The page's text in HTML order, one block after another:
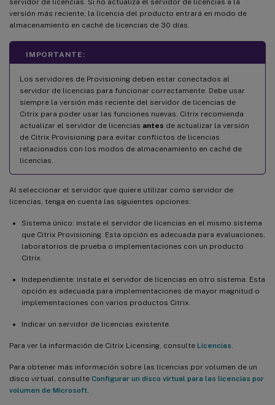
versión más reciente, la licencia del producto entrará en modo de
almacenamiento en caché de licencias de 30 días.
IMPORTANTE:
Los servidores de Provisioning deben estar conectados al
servidor de licencias para funcionar correctamente. Debe usar
siempre la versión más reciente del servidor de licencias de
Citrix para poder usar las funciones nuevas. Citrix recomienda
actualizar el servidor de licencias antes de actualizar la versión
de Citrix Provisioning para evitar conflictos de licencias
relacionados con los modos de almacenamiento en caché de
licencias.
Al seleccionar el servidor que quiere utilizar como servidor de
licencias, tenga en cuenta las siguientes opciones:
Sistema único: instale el servidor de licencias en el mismo sistema
que Citrix Provisioning. Esta opción es adecuada para evaluaciones,
laboratorios de prueba o implementaciones con un producto
Citrix.
Independiente: instale el servidor de licencias en otro sistema. Esta
opción es adecuada para implementaciones de mayor magnitud o
implementaciones con varios productos Citrix.
Indicar un servidor de licencias existente.
Para ver la información de Citrix Licensing, consulte Licencias
Para obtener más información sobre las licencias por volumen de un
disco virtual, consulte Configurar un disco virtual para las licencias por
volumen de Microsoft